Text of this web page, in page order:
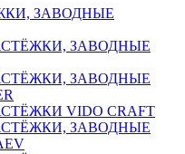
ЗАВОДНЫЕ
ЗАВОДНЫЕ
ЗАВОДНЫЕ
VIDO CRAFT
ЗАВОДНЫЕ